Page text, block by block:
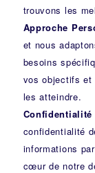
trouvons les
Approche
et nous
besoins
vos objectifs et
les atteindre.
Confidentialité
confidentialité
informations
cœur de notre